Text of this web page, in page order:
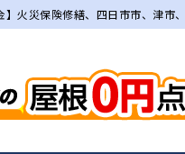
火災保険修繕、四日市市、津市